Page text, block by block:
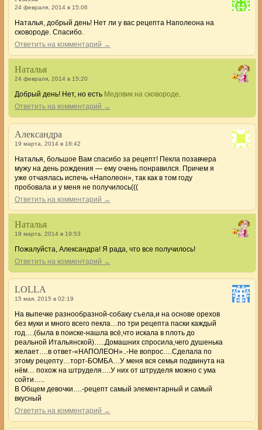
24 февраля, 2014 в 15:06
Наталья, добрый день! Нет ли у вас рецепта Наполеона на
сковороде. Спасибо.
Ответить на комментарий →
Наталья
24 февраля, 2014 в 15:20
Добрый день! Нет, но есть Медовик на сковороде
Ответить на комментарий →
Александра
19 марта, 2014 в 18:42
Наталья, большое Вам спасибо за рецепт! Пекла позавчера
мужу на день рождения — ему очень понравился. Причем я
уже отчаялась испечь «Наполеон», так как в том году
пробовала и у меня не получилось(((
Ответить на комментарий →
Наталья
19 марта, 2014 в 19:53
Пожалуйста, Александра! Я рада, что все получилось!
Ответить на комментарий →
LOLLA
15 мая, 2015 в 02:19
На выпечке разнообразной-собаку съела,и на основе орехов
без муки и много всего пекла…по три рецепта паски каждый
год….(была в поиске-нашла всё,что искала в плоть до
реальной Итальянской)…..Домашних спросила,чего душенька
желает….в ответ-«НАПОЛЕОН»..-Не вопрос….Сделала по
этому рецепту…торт-БОМБА…У меня вся семья подвинута на
нём… похож на штруделя….У них от штруделя можно с ума
сойти…..
В Общем девочки….-рецепт самый элементарный и самый
вкусный
Ответить на комментарий →